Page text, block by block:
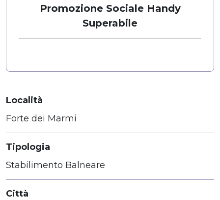
Promozione Sociale Handy
Superabile
Località
Forte dei Marmi
Tipologia
Stabilimento Balneare
Città